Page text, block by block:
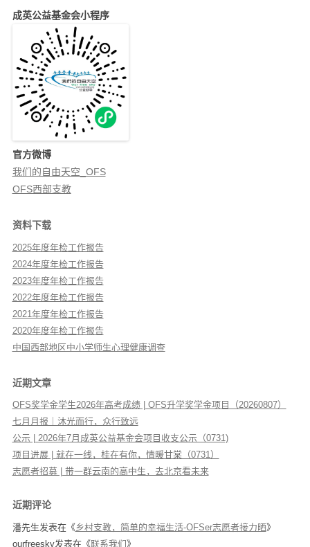
成英公益基金会小程序
官方微博
我们的自由天空_OFS
OFS西部支教
资料下载
2025年度年检工作报告
2024年度年检工作报告
2023年度年检工作报告
2022年度年检工作报告
2021年度年检工作报告
2020年度年检工作报告
中国西部地区中小学师生心理健康调查
近期文章
OFS奖学金学生2026年高考成绩 | OFS升学奖学金项目（20260807）
七月月报｜沐光而行，众行致远
公示 | 2026年7月成英公益基金会项目收支公示（0731)
项目进展 | 就在一线，桂在有你，情暖甘棠（0731）
志愿者招募 | 带一群云南的高中生，去北京看未来
近期评论
潘先生发表在《乡村支教，简单的幸福生活-OFSer志愿者接力晒》
ourfreesky发表在《联系我们 》